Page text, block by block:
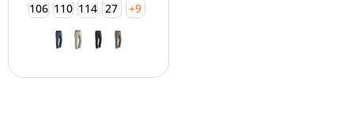
106 110 114 27 +9